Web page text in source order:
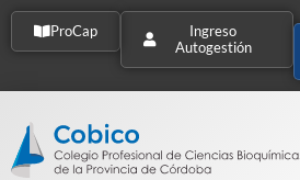
ProCap
Ingreso
Autogestión